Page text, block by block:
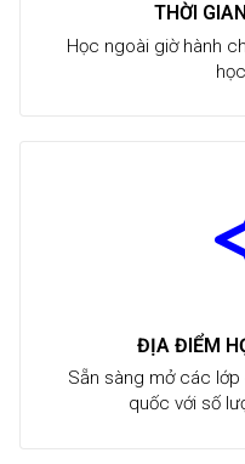
THỜI
Học ngoài giờ hành
ĐỊA ĐIỂM
Sẵn sàng mở các
quốc với số